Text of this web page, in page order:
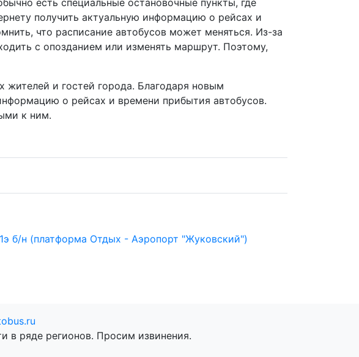
есть специальные остановочные пункты, где
получить актуальную информацию о рейсах и
что расписание автобусов может меняться. Из-за
с опозданием или изменять маршрут. Поэтому,
и гостей города. Благодаря новым
о рейсах и времени прибытия автобусов.
к ним.
б/н (платформа Отдых - Аэропорт "Жуковский")
в ряде регионов. Просим извинения.